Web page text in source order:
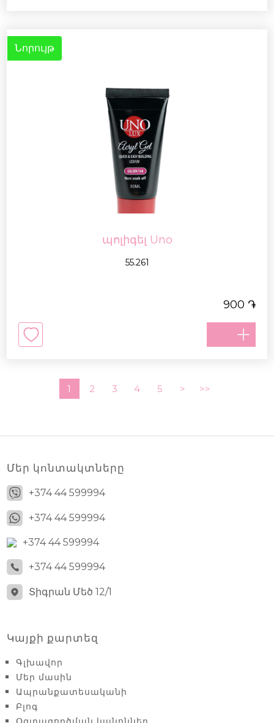
Նորույթ
պոլիգել Uno
55.261
900 ֏
1 2 3 4 5 > >>
Մեր կոնտակտները
+374 44 599994
+374 44 599994
+374 44 599994
+374 44 599994
Տիգրան Մեծ 12/1
Կայքի քարտեզ
Գլխավոր
Մեր մասին
Ապրանքատեսականի
Բլոգ